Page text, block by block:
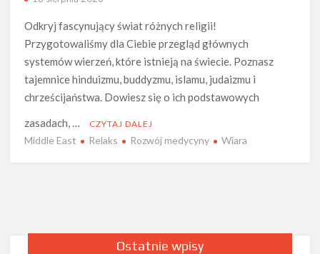
Odkryj fascynujący świat różnych religii!
Przygotowaliśmy dla Ciebie przegląd głównych
systemów wierzeń, które istnieją na świecie. Poznasz
tajemnice hinduizmu, buddyzmu, islamu, judaizmu i
chrześcijaństwa. Dowiesz się o ich podstawowych
zasadach, …
CZYTAJ DALEJ
Middle East Relaks Rozwój medycyny Wiara
Ostatnie wpisy